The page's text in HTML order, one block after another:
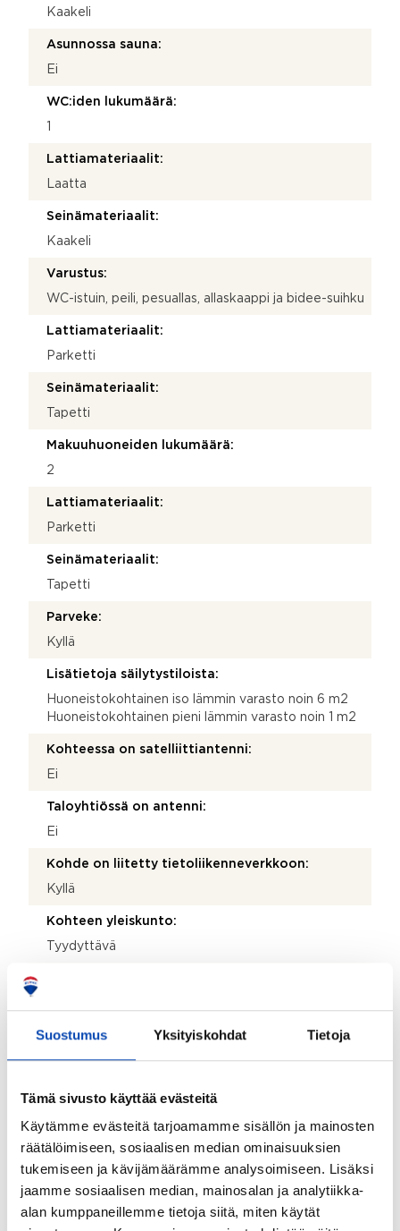
Suostumus Yksityiskohdat Tietoja
Tämä sivusto käyttää evästeitä
Käytämme evästeitä tarjoamamme sisällön ja mainosten
räätälöimiseen, sosiaalisen median ominaisuuksien
tukemiseen ja kävijämäärämme analysoimiseen. Lisäksi
jaamme sosiaalisen median, mainosalan ja analytiikka-
alan kumppaneillemme tietoja siitä, miten käytät
Kaakeli
Asunnossa sauna:
Ei
WC:iden lukumäärä:
Lattiamateriaalit:
Laatta
Seinämateriaalit:
Kaakeli
Varustus:
WC-istuin, peili, pesuallas, allaskaappi ja bidee-suihku
Lattiamateriaalit:
Parketti
Seinämateriaalit:
Tapetti
Makuuhuoneiden lukumäärä:
2
Lattiamateriaalit:
Parketti
Seinämateriaalit:
Tapetti
Parveke:
Kyllä
Lisätietoja säilytystiloista:
Huoneistokohtainen iso lämmin varasto noin 6 m2
Huoneistokohtainen pieni lämmin varasto noin 1 m2
Kohteessa on satelliittiantenni:
Ei
Taloyhtiössä on antenni:
Ei
Kohde on liitetty tietoliikenneverkkoon:
Kyllä
Kohteen yleiskunto:
Tyydyttävä
Taloyhtiö
Taloyhtiön nimi:
Asunto Oy Kaarikuja 2
Taloyhtiön Y-tunnus:
0109518-7
Kiinteistönhoidosta vastaa: